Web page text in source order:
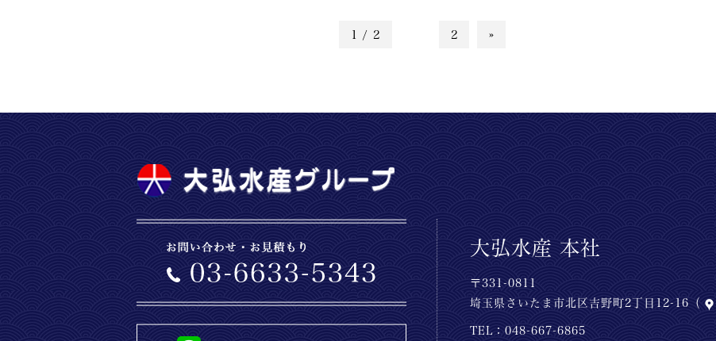
1 / 2 2 »
大弘水産 本社
〒331-0811
埼玉県さいたま市北区吉野町2丁目12-16（
TEL： 048-667-6865